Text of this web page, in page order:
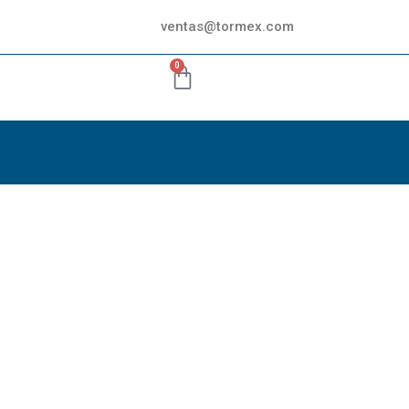
ventas@tormex.com
0